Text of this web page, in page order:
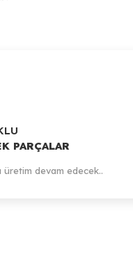
PARÇALAR
üretim devam edecek..